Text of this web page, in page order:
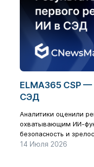
ELMA365 CSP
СЭД
Аналитики оценили
охватывающим ИИ-
безопасность и
14 Июля 2026